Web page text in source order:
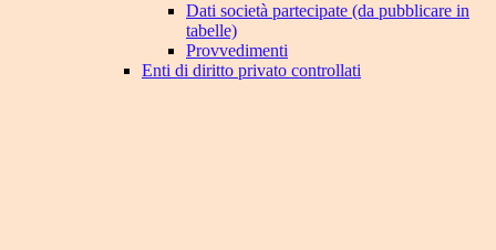
Dati società partecipate (da pubblicare in
tabelle)
Provvedimenti
Enti di diritto privato controllati